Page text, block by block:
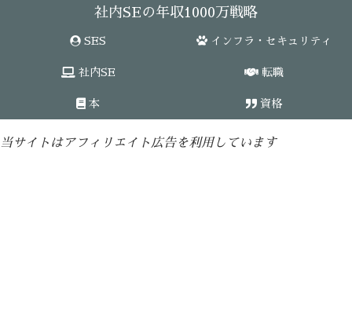
社内SEの年収1000万戦略
SES インフラ・セキュリティ
社内SE 転職
本 資格
当サイトはアフィリエイト広告を利用しています